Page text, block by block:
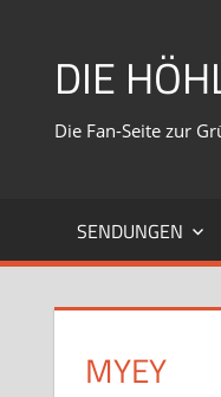
springenDIE
Die Fan-Seite zur
SENDUNGEN
MYEY